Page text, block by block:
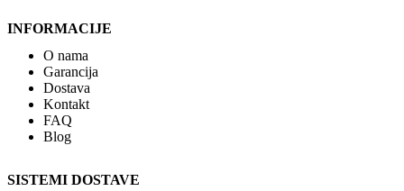
INFORMACIJE
O nama
Garancija
Dostava
Kontakt
FAQ
Blog
SISTEMI DOSTAVE